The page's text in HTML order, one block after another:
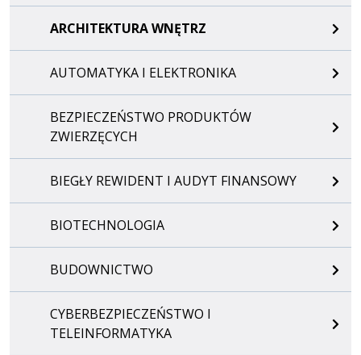
ARCHITEKTURA WNĘTRZ
AUTOMATYKA I ELEKTRONIKA
BEZPIECZEŃSTWO PRODUKTÓW
ZWIERZĘCYCH
BIEGŁY REWIDENT I AUDYT FINANSOWY
BIOTECHNOLOGIA
BUDOWNICTWO
CYBERBEZPIECZEŃSTWO I
TELEINFORMATYKA